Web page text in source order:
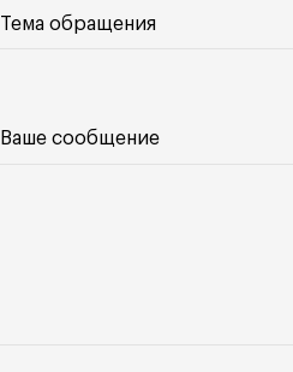
Тема обращения
Ваше сообщение